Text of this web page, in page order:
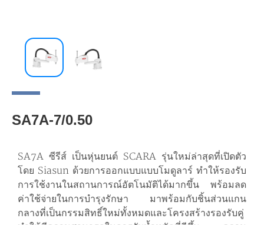
SA7A-7/0.50
SA7A ซีรีส์ เป็นหุ่นยนต์ SCARA รุ่นใหม่ล่าสุดที่เปิดตัว
โดย Siasun ด้วยการออกแบบแบบโมดูลาร์ ทำให้รองรับ
การใช้งานในสถานการณ์อัตโนมัติได้มากขึ้น พร้อมลด
ค่าใช้จ่ายในการบำรุงรักษา มาพร้อมกับชิ้นส่วนแกน
กลางที่เป็นกรรมสิทธิ์ใหม่ทั้งหมดและโครงสร้างรองรับคู่